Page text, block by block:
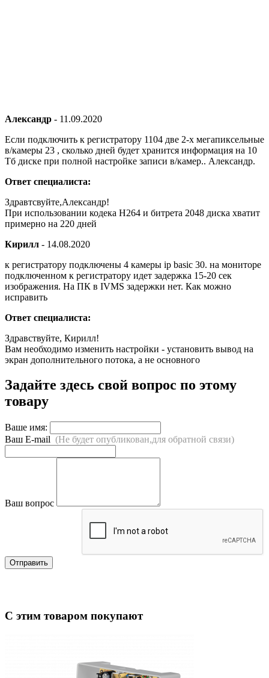
Александр - 11.09.2020
Если подключить к регистратору 1104 две 2-х мегапиксельные
в/камеры 23 , сколько дней будет хранится информация на 10
Тб диске при полной настройке записи в/камер.. Александр.
Ответ специалиста:
Здравтсвуйте,Александр!
При использовании кодека H264 и битрета 2048 диска хватит
примерно на 220 дней
Кирилл - 14.08.2020
к регистратору подключены 4 камеры ip basic 30. на мониторе
подключенном к регистратору идет задержка 15-20 сек
изображения. На ПК в IVMS задержки нет. Как можно
исправить
Ответ специалиста:
Здравствуйте, Кирилл!
Вам необходимо изменить настройки - установить вывод на
экран дополнительного потока, а не основного
Задайте здесь свой вопрос по этому
товару
Ваше имя:
Ваш E-mail (Не будет опубликован,для обратной связи)
Ваш вопрос
Отправить
С этим товаром покупают